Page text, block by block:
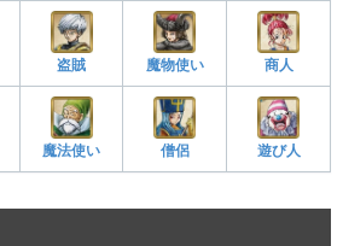
盗賊 魔物使い 商人
魔法使い 僧侶 遊び人